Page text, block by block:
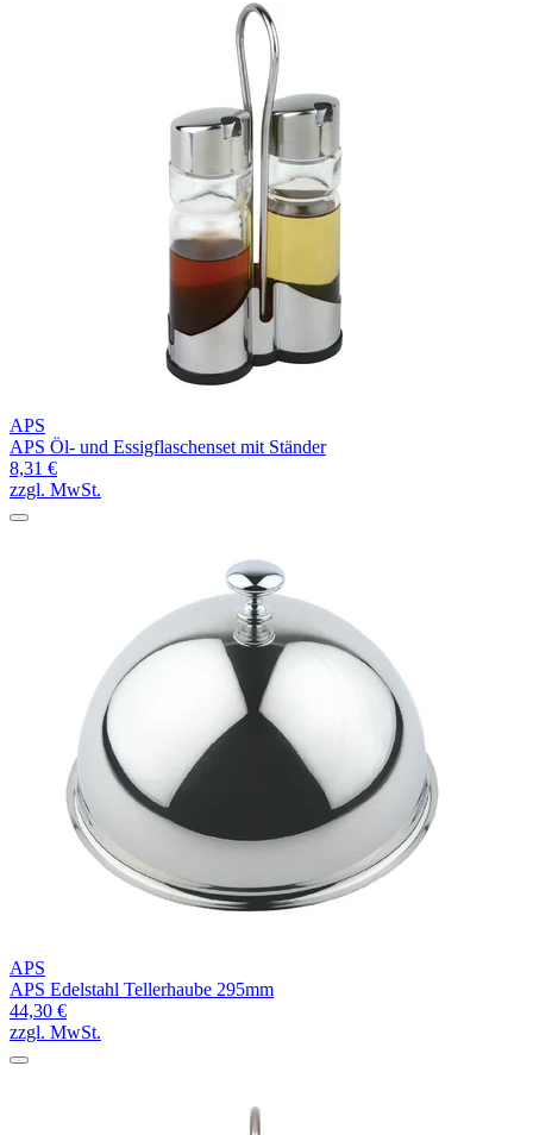
APS
APS Öl- und Essigflaschenset mit Ständer
8,31 €
zzgl. MwSt.
APS
APS Edelstahl Tellerhaube 295mm
44,30 €
zzgl. MwSt.